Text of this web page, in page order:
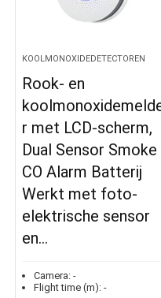
KOOLMONOXIDEDETECTOREN
Rook- en
r met LCD-scherm,
Dual Sensor Smoke
CO Alarm Batterij
Werkt met foto-
elektrische sensor
en…
Camera: -
Flight time (m): -